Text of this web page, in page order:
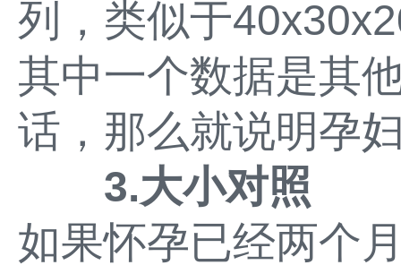
列，类似于
其中一个数据是其
话，那么就说明孕
3.大小对照
如果怀孕已经两个